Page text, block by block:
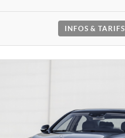
INFOS & TARIFS